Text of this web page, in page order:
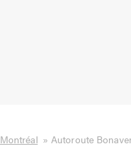
Montréal »Autoroute